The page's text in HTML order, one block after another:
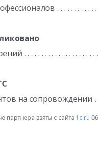
на сопровождении
партнера взяты с сайта 1c.ru